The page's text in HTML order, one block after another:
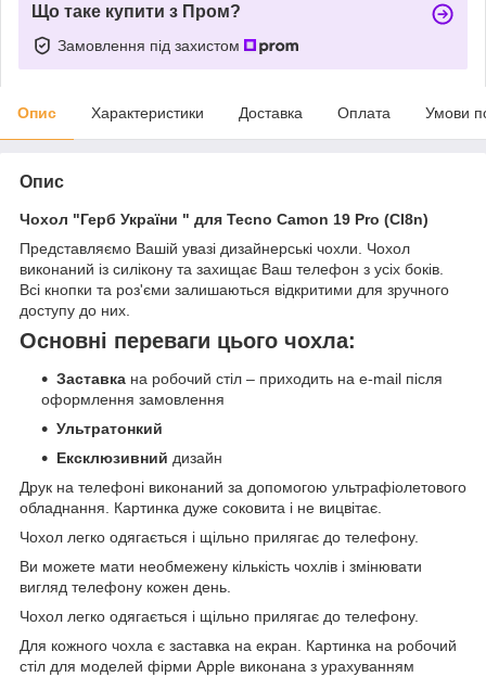
Що таке купити з Пром?
Замовлення під захистом
Опис Характеристики Доставка Оплата Умови
Опис
Чохол "Герб України " для Tecno Camon 19 Pro (CI8n)
Представляємо Вашій увазі дизайнерські чохли. Чохол
виконаний із силікону та захищає Ваш телефон з усіх боків.
Всі кнопки та роз'єми залишаються відкритими для зручного
доступу до них.
Основні переваги цього чохла:
Заставка на робочий стіл – приходить на e-mail після
оформлення замовлення
Ультратонкий
Ексклюзивний дизайн
Друк на телефоні виконаний за допомогою ультрафіолетового
обладнання. Картинка дуже соковита і не вицвітає.
Чохол легко одягається і щільно прилягає до телефону.
Ви можете мати необмежену кількість чохлів і змінювати
вигляд телефону кожен день.
Чохол легко одягається і щільно прилягає до телефону.
Для кожного чохла є заставка на екран. Картинка на робочий
стіл для моделей фірми Apple виконана з урахуванням